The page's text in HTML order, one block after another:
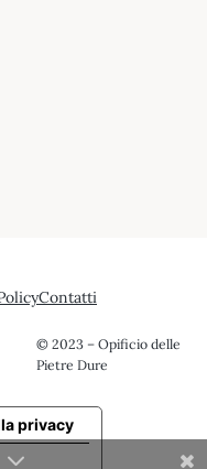
Contatti
© 2023 – Opificio delle
Pietre Dure
privacy